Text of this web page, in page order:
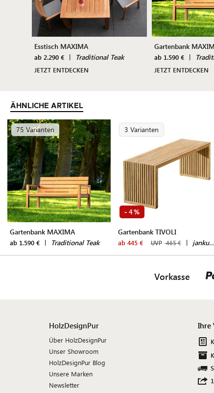
Esstisch MAXIMA
ab 2.290 € | Traditional Teak
JETZT ENTDECKEN
Gartenbank
ab 1.590 € |
JETZT ENTDECKEN
ÄHNLICHE ARTIKEL
75 Varianten
Gartenbank MAXIMA
ab 1.590 € | Traditional Teak
3 Varianten
- 4%
Gartenbank TIVOLI
ab 445 € UVP 465 € | jankurtz
Vorkasse
HolzDesignPur
Über HolzDesignPur
Unser Showroom
HolzDesignPur Blog
Unsere Marken
Newsletter
Ihre